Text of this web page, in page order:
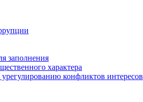
заполнения
характера
конфликтов интересов